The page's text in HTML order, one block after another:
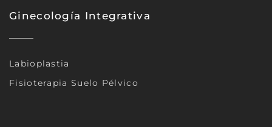
Ginecología Integrativa
Labioplastia
Fisioterapia Suelo Pélvico